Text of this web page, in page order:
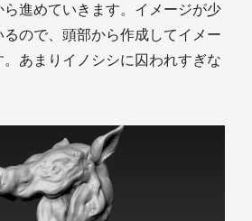
進めていきます。イメージが少
るので、頭部から作成してイメー
あまりイノシシに囚われすぎな